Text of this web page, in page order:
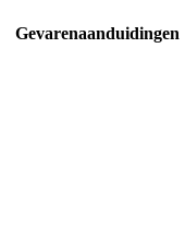
Gevarenaanduidingen